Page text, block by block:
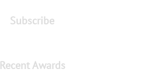
Subscribe
Recent Awards